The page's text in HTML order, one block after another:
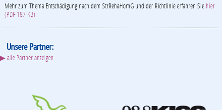
Mehr zum Thema Entschädigung nach dem StrRehaHomG und der Richtlinie erfahren Sie hier
(PDF 187 KB)
Unsere Partner:
▶ alle Partner anzeigen